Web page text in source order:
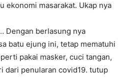
ekonomi masarakat. Ukap nya
Dengan berlasung nya
batu ejung ini, tetap mematuhi
pakai masker, cuci tangan,
dari penularan covid19. tutup